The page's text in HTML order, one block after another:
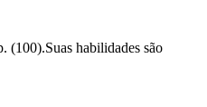
(100).Suas habilidades são